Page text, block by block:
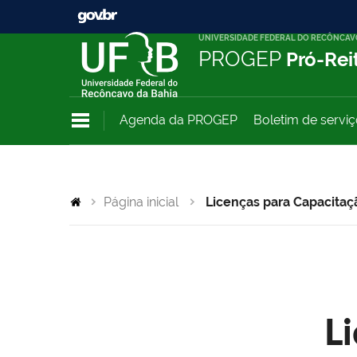
UNIVERSIDADE FEDERAL DO
PROGEP Pró-
Agenda da PROGEP Boletim de
Página inicial Licenças para